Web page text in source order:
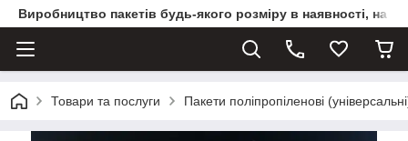
Виробництво пакетів будь-якого розміру в наявності, на
Товари та послуги Пакети поліпропіленові